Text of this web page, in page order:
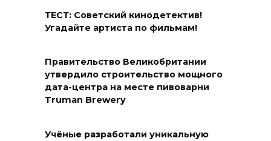
ТЕСТ: Советский кинодетектив!
Угадайте артиста по фильмам!
Правительство Великобритании
утвердило строительство мощного
дата-центра на месте пивоварни
Truman Brewery
Учёные разработали уникальную